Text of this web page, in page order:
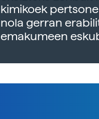
kimikoek
nola gerran
emakumeen